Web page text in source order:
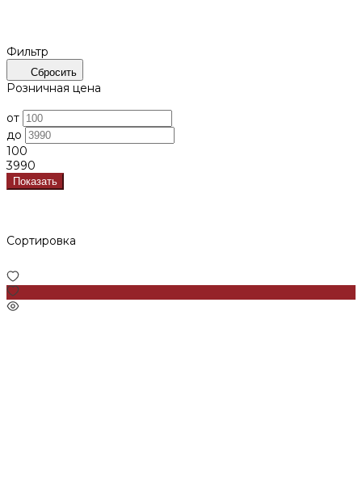
Фильтр
Сбросить
Розничная цена
от
до
100
3990
Показать
Сортировка